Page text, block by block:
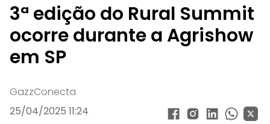
3ª edição do Rural Summit
ocorre durante a Agrishow
em SP
GazzConecta
25/04/2025 11:24